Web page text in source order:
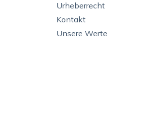
Urheberrecht
Kontakt
Unsere Werte